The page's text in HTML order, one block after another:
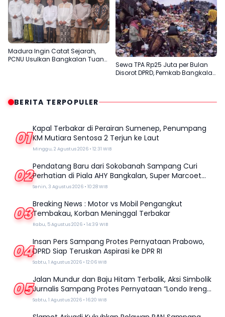
Madura Ingin Catat Sejarah,
PCNU Usulkan Bangkalan Tuan
Sewa TPA Rp25 Juta per Bulan
Disorot DPRD, Pemkab Bangkalan
BERITA TERPOPULER
01 Kapal Terbakar di Perairan Sumenep, Penumpang
KM Mutiara Sentosa 2 Terjun ke Laut
Minggu, 2 Agustus 2026 • 12:31 WIB
02Pendatang Baru dari Sokobanah Sampang Curi
Perhatian di Piala AHY Bangkalan, Super Marcoet
Juara 1 Galatama
Senin, 3 Agustus 2026 • 10:28 WIB
03Breaking News : Motor vs Mobil Pengangkut
Tembakau, Korban Meninggal Terbakar
Rabu, 5 Agustus 2026 • 14:39 WIB
04Insan Pers Sampang Protes Pernyataan Prabowo,
DPRD Siap Teruskan Aspirasi ke DPR RI
Sabtu, 1 Agustus 2026 • 12:06 WIB
05Jalan Mundur dan Baju Hitam Terbalik, Aksi Simbolik
Jurnalis Sampang Protes Pernyataan “Londo Ireng”
Prabowo
Sabtu, 1 Agustus 2026 • 16:20 WIB